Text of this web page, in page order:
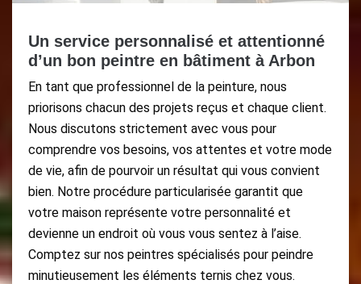
Un service personnalisé et attentionné
d’un bon peintre en bâtiment à Arbon
En tant que professionnel de la peinture, nous
priorisons chacun des projets reçus et chaque client.
Nous discutons strictement avec vous pour
comprendre vos besoins, vos attentes et votre mode
de vie, afin de pourvoir un résultat qui vous convient
bien. Notre procédure particularisée garantit que
votre maison représente votre personnalité et
devienne un endroit où vous vous sentez à l’aise.
Comptez sur nos peintres spécialisés pour peindre
minutieusement les éléments ternis chez vous.